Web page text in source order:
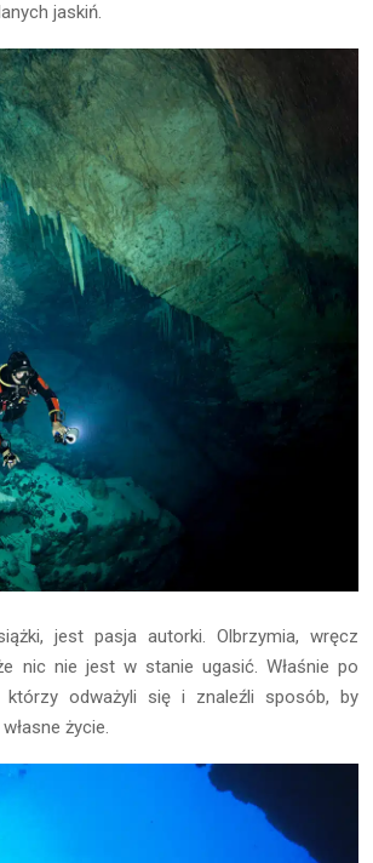
jaskiń.
jest pasja autorki. Olbrzymia, wręcz
nic nie jest w stanie ugasić. Właśnie po
odważyli się i znaleźli sposób, by
życie.